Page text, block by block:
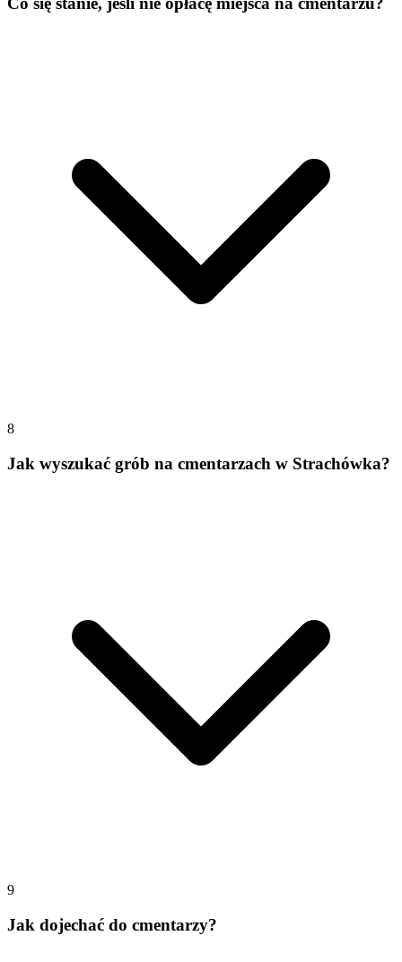
8
Jak wyszukać grób na cmentarzach w Strachówka?
9
Jak dojechać do cmentarzy?